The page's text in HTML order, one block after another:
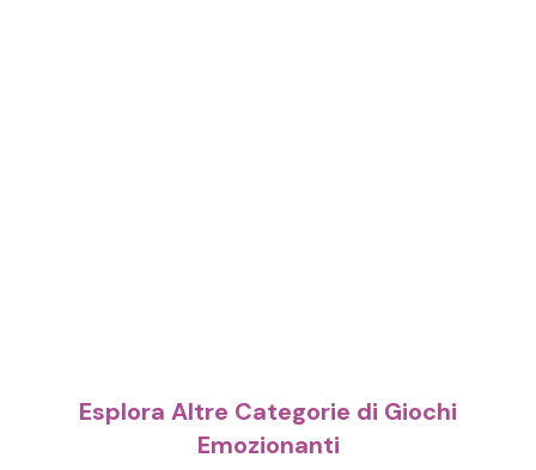
Esplora Altre Categorie di Giochi
Emozionanti